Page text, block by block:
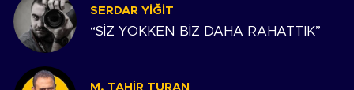
SERDAR YIĞIT
“SİZ YOKKEN BİZ DAHA RAHATTIK”
M. TAHIR TURAN